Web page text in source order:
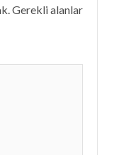
Gerekli alanlar